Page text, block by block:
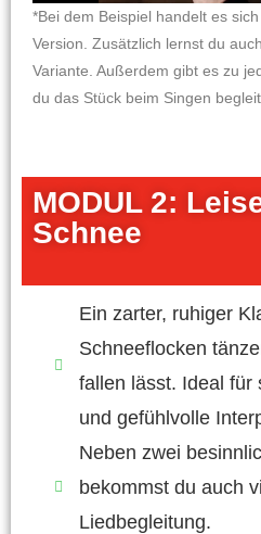
*Bei dem Beispiel handelt es
Version. Zusätzlich lernst du
Variante. Außerdem gibt es zu
du das Stück beim Singen
MODUL 2:
Schnee
Ein zarter, ruhiger
Schneeflocken
fallen lässt. Ideal für
und gefühlvolle
Neben zwei
bekommst du auch
Liedbegleitung.